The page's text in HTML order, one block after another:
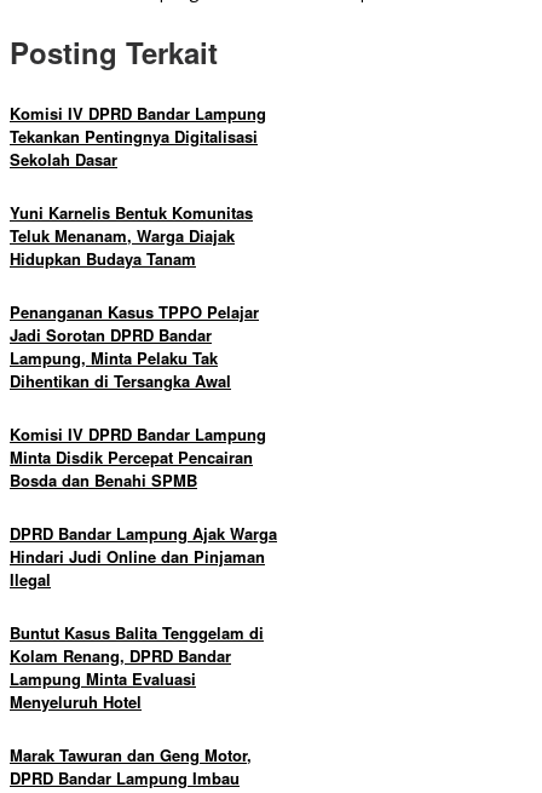
Posting Terkait
Komisi IV DPRD Bandar Lampung
Tekankan Pentingnya Digitalisasi
Sekolah Dasar
Yuni Karnelis Bentuk Komunitas
Teluk Menanam, Warga Diajak
Hidupkan Budaya Tanam
Penanganan Kasus TPPO Pelajar
Jadi Sorotan DPRD Bandar
Lampung, Minta Pelaku Tak
Dihentikan di Tersangka Awal
Komisi IV DPRD Bandar Lampung
Minta Disdik Percepat Pencairan
Bosda dan Benahi SPMB
DPRD Bandar Lampung Ajak Warga
Hindari Judi Online dan Pinjaman
Ilegal
Buntut Kasus Balita Tenggelam di
Kolam Renang, DPRD Bandar
Lampung Minta Evaluasi
Menyeluruh Hotel
Marak Tawuran dan Geng Motor,
DPRD Bandar Lampung Imbau